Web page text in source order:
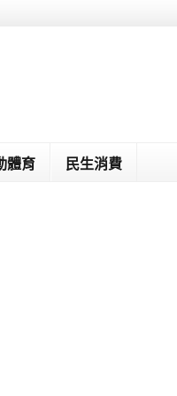
體育 民生消費